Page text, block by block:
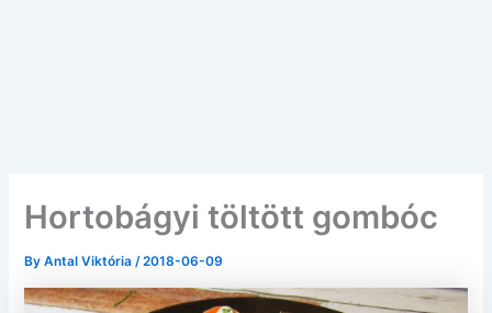
Hortobágyi töltött gombóc
ByAntal Viktória/2018-06-09